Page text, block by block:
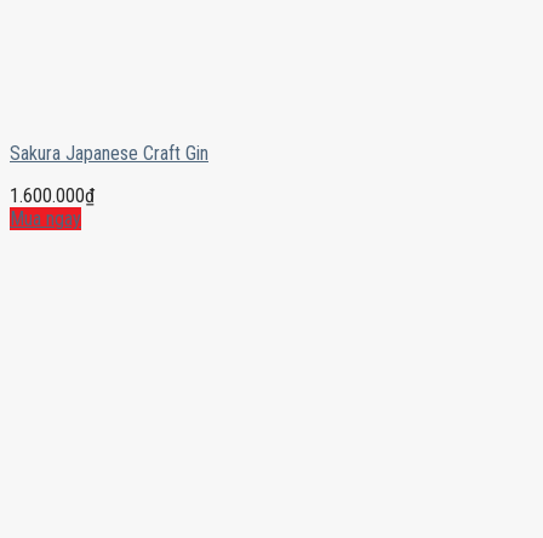
Sakura Japanese Craft Gin
1.600.000₫
Mua ngay